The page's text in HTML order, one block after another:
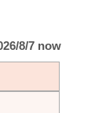
8/7 now